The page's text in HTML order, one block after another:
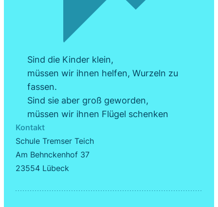
Sind die Kinder klein,
müssen wir ihnen helfen, Wurzeln zu
fassen.
Sind sie aber groß geworden,
müssen wir ihnen Flügel schenken
Kontakt
Schule Tremser Teich
Am Behnckenhof 37
23554 Lübeck